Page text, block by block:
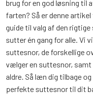
brug for en god løsning til
farten? Så er denne
guide til valg af den
sutter én gang for alle. Vi
suttesnor, de forskellige
vælger en suttesnor, samt
aldre. Så læn dig tilbage
perfekte suttesnor til dit